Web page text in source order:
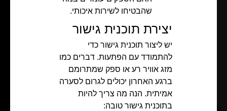
שהבטיחו לשירות איכותי.
יצירת תוכנית גישור
יש ליצור תוכנית גישור כדי
להתמודד עם הפתעות. דברים כמו
מזג אוויר רע או ספק שמתרומם
ברגע האחרון יכולים לגרום לסערה
אמיתית. הנה מה צריך להיות
בתוכנית גישור טובה: